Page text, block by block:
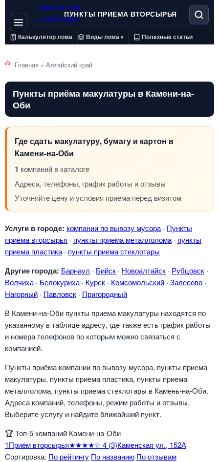
ПУНКТЫ ПРИЕМА ВТОРСЫРЬЯ
Калькулятор лома Виды лома ▾ Полезные статьи
Главная » Алтайский край
Пункты приёма макулатуры в Камени-на-
Оби
Где сдать макулатуру, бумагу и картон в
Камени-на-Оби
1 компаний в каталоге
Адреса, телефоны, график работы и отзывы
Уточняйте цену и условия приёма перед визитом
Услуги в городе: компании по вывозу мусора · Пункты
приёма вторсырья · пункты приема металлолома · пункты
приема пластика · пункты приема стеклотары
Другие города: Барнаул · Бийск · Новоалтайск · Рубцовск ·
Волчиха · Белокуриха · Курск · Комсомольский · Залесово ·
Нагорный · Павловск · Пригородный
В Камени-на-Оби пункты приема макулатуры находятся по
указанному в таблице адресу, где также есть график работы
и номера телефонов по которым можно связаться с
компанией.
Пункты приёма компании по вывозу мусора, пункты приема
макулатуры, пункты приема пластика, пункты приема
металлолома, пункты приема стеклотары в Камень-на-Оби.
Адреса компаний, телефоны, режим работы и отзывы.
Выберите услугу и найдите ближайший пункт.
🏆 Топ-5 компаний Камени-на-Оби
1Приём вторсырья★★★★☆ 4 (3)Каменская ул., 152А
Сортировка: По рейтингу По названию По отзывам